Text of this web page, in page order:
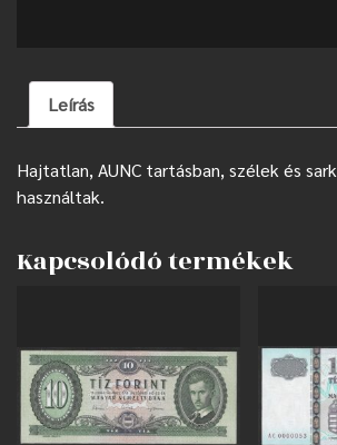
Leírás
Hajtatlan, AUNC tartásban, szélek és
használtak.
Kapcsolódó termékek